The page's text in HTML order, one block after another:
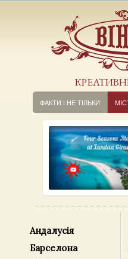
ФАКТИ І НЕ ТІЛЬКИ
Андалусія
Барселона